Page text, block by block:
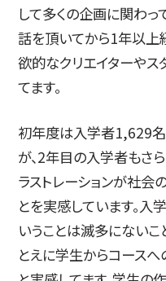
して多くの企画に関わっ
話を頂いてから1年以上
欲的なクリエイターやス
てます。
初年度は入学者1,629名
が、2年目の入学者もさ
ラストレーションが社会
とを実感しています。
いうことは滅多にないこ
とえに学生からコース